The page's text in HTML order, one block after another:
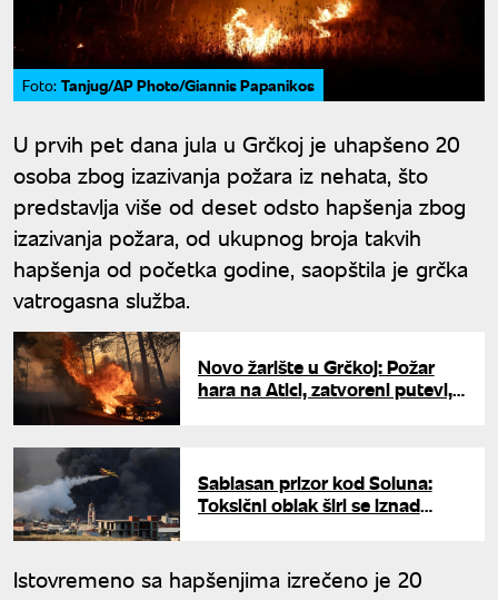
Foto: Tanjug/AP Photo/Giannis Papanikos
U prvih pet dana jula u Grčkoj je uhapšeno 20
osoba zbog izazivanja požara iz nehata, što
predstavlja više od deset odsto hapšenja zbog
izazivanja požara, od ukupnog broja takvih
hapšenja od početka godine, saopštila je grčka
vatrogasna služba.
Novo žarište u Grčkoj: Požar
hara na Atici, zatvoreni putevi,
Sablasan prizor kod Soluna:
Toksični oblak širi se iznad
Istovremeno sa hapšenjima izrečeno je 20